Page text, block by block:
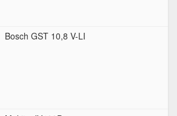
Bosch GST 10,8 V-LI